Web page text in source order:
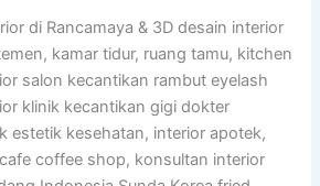
di Rancamaya & 3D desain interior
kamar tidur, ruang tamu, kitchen
salon kecantikan rambut eyelash
klinik kecantikan gigi dokter
estetik kesehatan, interior apotek,
coffee shop, konsultan interior